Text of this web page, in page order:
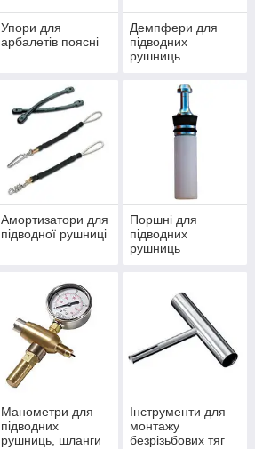
Упори для
арбалетів поясні
Демпфери для
підводних
рушниць
Амортизатори для
підводної рушниці
Поршні для
підводних
рушниць
Манометри для
підводних
рушниць, шланги
Інструменти для
монтажу
безрізьбових тяг